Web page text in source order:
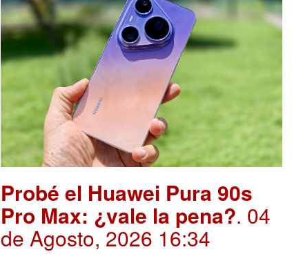
Probé el Huawei Pura 90s
Pro Max: ¿vale la pena?. 04
de Agosto, 2026 16:34